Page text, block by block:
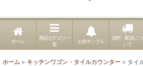
ホーム
商品カテゴリ一
覧
お色サンプル
送料・配送につ
いて
ホーム > キッチンワゴン・タイルカウンター > タイ